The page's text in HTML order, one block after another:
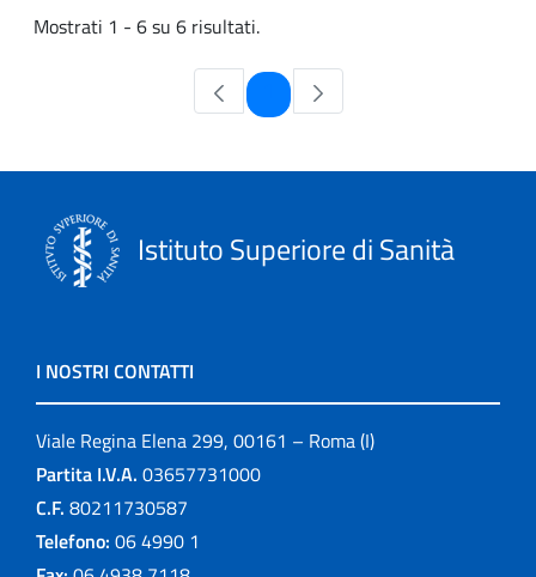
Mostrati 1 - 6 su 6 risultati.
Pagina
Istituto Superiore di Sanità
I NOSTRI CONTATTI
Viale Regina Elena 299, 00161 – Roma (I)
Partita I.V.A. 03657731000
C.F. 80211730587
Telefono: 06 4990 1